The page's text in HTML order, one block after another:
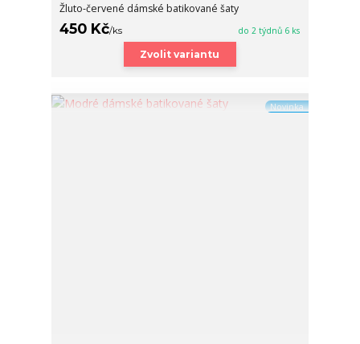
Žluto-červené dámské batikované šaty
450 Kč/ks do 2 týdnů 6 ks
Zvolit variantu
Novinka